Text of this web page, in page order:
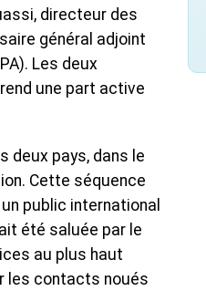
directeur des
général adjoint
Les deux
une part active
deux pays, dans le
Cette séquence
public international
été saluée par le
au plus haut
les contacts noués